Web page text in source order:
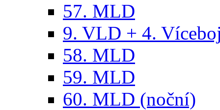
57. MLD
9. VLD + 4.
58. MLD
59. MLD
60. MLD (noční)